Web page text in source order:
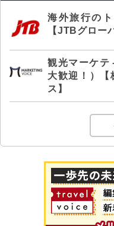
海外旅行の
【JTBグロー
観光マーケテ
大歓迎！）【
ス】